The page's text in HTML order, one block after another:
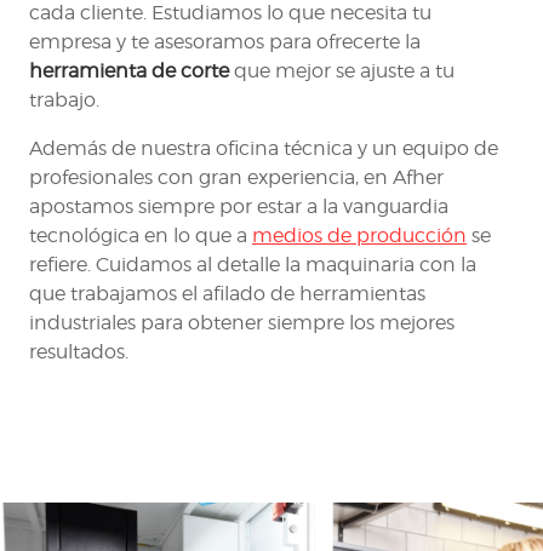
cada cliente. Estudiamos lo que necesita tu
empresa y te asesoramos para ofrecerte la
herramienta de corteque mejor se ajuste a tu
trabajo.
Además de nuestra oficina técnica y un equipo de
profesionales con gran experiencia, en Afher
apostamos siempre por estar a la vanguardia
tecnológica en lo que a medios de producción se
refiere. Cuidamos al detalle la maquinaria con la
que trabajamos el afilado de herramientas
industriales para obtener siempre los mejores
resultados.